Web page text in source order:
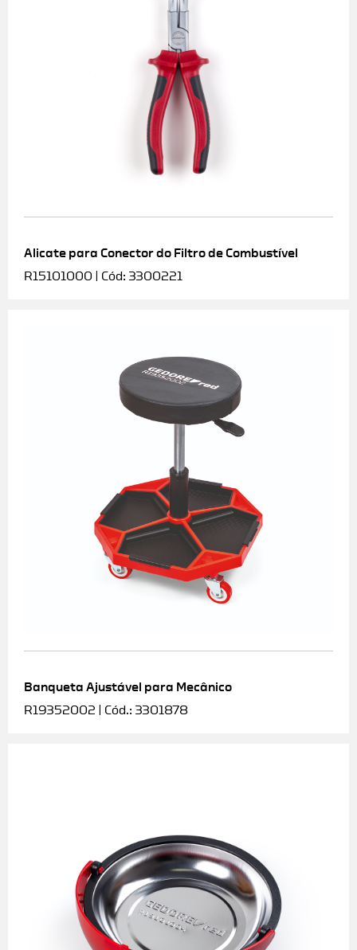
Alicate para Conector do Filtro de Combustível
R15101000 | Cód: 3300221
Banqueta Ajustável para Mecânico
R19352002 | Cód.: 3301878